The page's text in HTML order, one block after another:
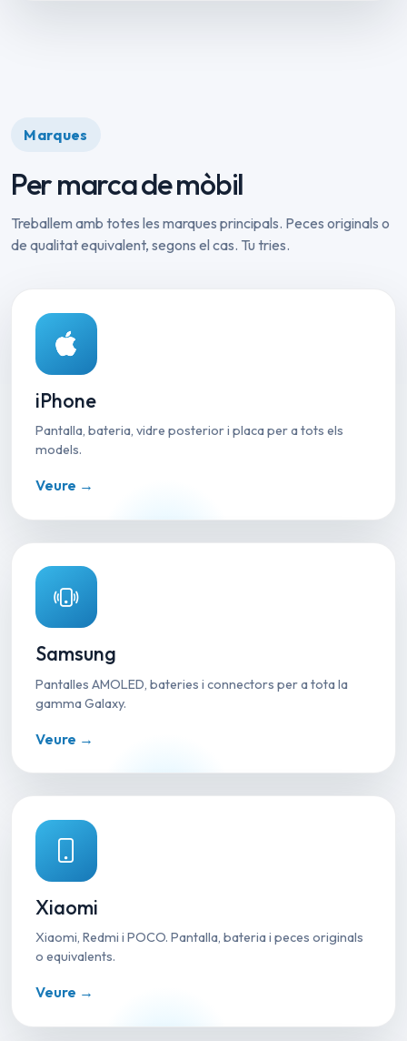
Marques
Per marca de mòbil
Treballem amb totes les marques principals. Peces originals o
de qualitat equivalent, segons el cas. Tu tries.
iPhone
Pantalla, bateria, vidre posterior i placa per a tots els
models.
Veure →
Samsung
Pantalles AMOLED, bateries i connectors per a tota la
gamma Galaxy.
Veure →
Xiaomi
Xiaomi, Redmi i POCO. Pantalla, bateria i peces originals
o equivalents.
Veure →